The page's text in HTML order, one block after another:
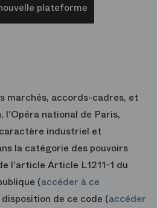
plateforme
marchés, accords-cadres, et
l'Opéra national de Paris,
industriel et
la catégorie des pouvoirs
l'article Article L1211-1 du
(accéder à ce
de ce code (accéder